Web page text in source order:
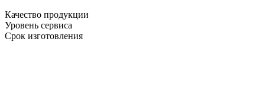
Качество продукции
Уровень сервиса
Срок изготовления